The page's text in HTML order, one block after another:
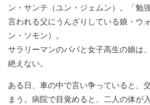
ン・サンテ（ユン・ジェムン）。「勉
言われる父にうんざりしている娘・ウ
ン・ソモン）。
サラリーマンのパパと女子高生の娘は
絶えない。
ある日、車の中で言い争っていると、
まう。病院で目覚めると、二人の体が